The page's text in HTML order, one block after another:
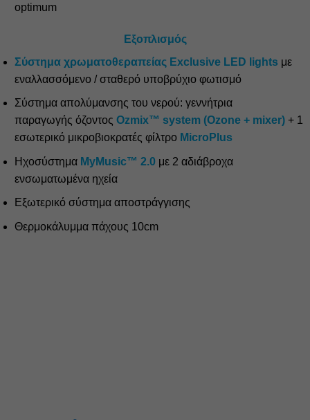
optimum
Εξοπλισμός
Σύστημα χρωματοθεραπείας Exclusive LED lights με
εναλλασσόμενο / σταθερό υποβρύχιο φωτισμό
Σύστημα απολύμανσης του νερού: γεννήτρια
παραγωγής όζοντος Ozmix™ system (Ozone + mixer) + 1
εσωτερικό μικροβιοκρατές φίλτρο MicroPlus
Ηχοσύστημα MyMusic™ 2.0με 2 αδιάβροχα
ενσωματωμένα ηχεία
Εξωτερικό σύστημα αποστράγγισης
Θερμοκάλυμμα πάχους 10cm